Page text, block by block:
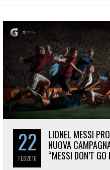
22
FEB2016
LIONEL MESSI
NUOVA
“MESSI DON’T GO